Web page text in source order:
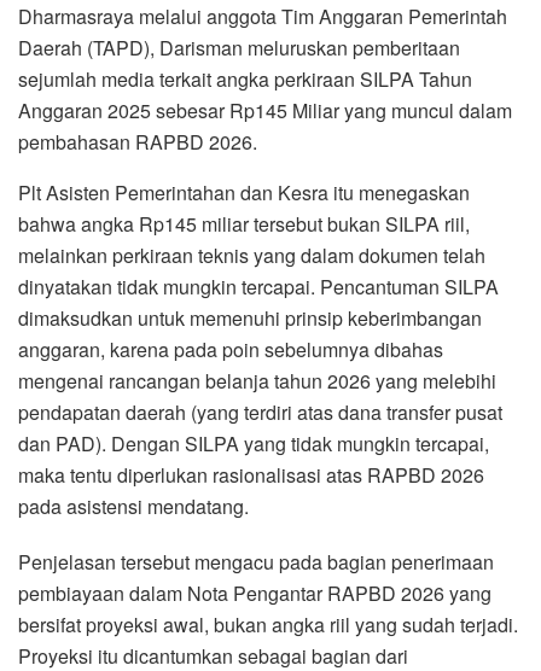
Dharmasraya melalui anggota Tim Anggaran Pemerintah
Daerah (TAPD), Darisman meluruskan pemberitaan
sejumlah media terkait angka perkiraan SILPA Tahun
Anggaran 2025 sebesar Rp145 Miliar yang muncul dalam
pembahasan RAPBD 2026.
Plt Asisten Pemerintahan dan Kesra itu menegaskan
bahwa angka Rp145 miliar tersebut bukan SILPA riil,
melainkan perkiraan teknis yang dalam dokumen telah
dinyatakan tidak mungkin tercapai. Pencantuman SILPA
dimaksudkan untuk memenuhi prinsip keberimbangan
anggaran, karena pada poin sebelumnya dibahas
mengenai rancangan belanja tahun 2026 yang melebihi
pendapatan daerah (yang terdiri atas dana transfer pusat
dan PAD). Dengan SILPA yang tidak mungkin tercapai,
maka tentu diperlukan rasionalisasi atas RAPBD 2026
pada asistensi mendatang.
Penjelasan tersebut mengacu pada bagian penerimaan
pembiayaan dalam Nota Pengantar RAPBD 2026 yang
bersifat proyeksi awal, bukan angka riil yang sudah terjadi.
Proyeksi itu dicantumkan sebagai bagian dari